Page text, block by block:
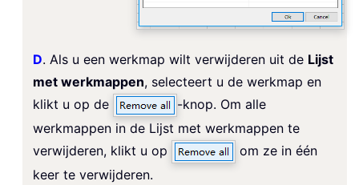
D. Als u een werkmap wilt verwijderen uit de Lijst
met werkmappen, selecteert u de werkmap en
klikt u op de
-knop. Om alle
werkmappen in de Lijst met werkmappen te
verwijderen, klikt u op
om ze in één
keer te verwijderen.